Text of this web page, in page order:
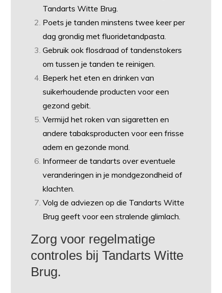
Tandarts Witte Brug.
Poets je tanden minstens twee keer per
dag grondig met fluoridetandpasta.
Gebruik ook flosdraad of tandenstokers
om tussen je tanden te reinigen.
Beperk het eten en drinken van
suikerhoudende producten voor een
gezond gebit.
Vermijd het roken van sigaretten en
andere tabaksproducten voor een frisse
adem en gezonde mond.
Informeer de tandarts over eventuele
veranderingen in je mondgezondheid of
klachten.
Volg de adviezen op die Tandarts Witte
Brug geeft voor een stralende glimlach.
Zorg voor regelmatige
controles bij Tandarts Witte
Brug.